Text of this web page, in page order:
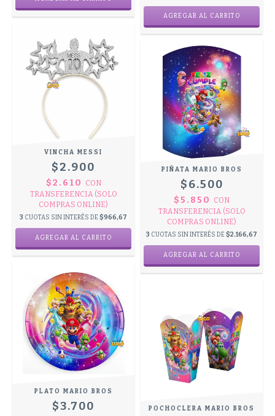
VINCHA MESSI
$2.900
$2.610
CON
TRANSFERENCIA (SOLO
COMPRAS ONLINE)
3 CUOTAS SIN INTERÉS DE $966,67
PIÑATA MARIO BROS
$6.500
$5.850
CON
TRANSFERENCIA (SOLO
COMPRAS ONLINE)
3 CUOTAS SIN INTERÉS DE $2.166,67
PLATO MARIO BROS
$3.700 POCHOCLERA MARIO BROS